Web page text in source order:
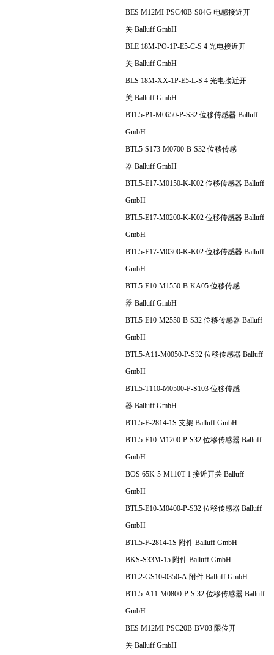
BES M12MI-PSC40B-S04G 电感接近开
关 Balluff GmbH
BLE 18M-PO-1P-E5-C-S 4 光电接近开
关 Balluff GmbH
BLS 18M-XX-1P-E5-L-S 4 光电接近开
关 Balluff GmbH
BTL5-P1-M0650-P-S32 位移传感器 Balluff
GmbH
BTL5-S173-M0700-B-S32 位移传感
器 Balluff GmbH
BTL5-E17-M0150-K-K02 位移传感器 Balluff
GmbH
BTL5-E17-M0200-K-K02 位移传感器 Balluff
GmbH
BTL5-E17-M0300-K-K02 位移传感器 Balluff
GmbH
BTL5-E10-M1550-B-KA05 位移传感
器 Balluff GmbH
BTL5-E10-M2550-B-S32 位移传感器 Balluff
GmbH
BTL5-A11-M0050-P-S32 位移传感器 Balluff
GmbH
BTL5-T110-M0500-P-S103 位移传感
器 Balluff GmbH
BTL5-F-2814-1S 支架 Balluff GmbH
BTL5-E10-M1200-P-S32 位移传感器 Balluff
GmbH
BOS 65K-5-M110T-1 接近开关 Balluff
GmbH
BTL5-E10-M0400-P-S32 位移传感器 Balluff
GmbH
BTL5-F-2814-1S 附件 Balluff GmbH
BKS-S33M-15 附件 Balluff GmbH
BTL2-GS10-0350-A 附件 Balluff GmbH
BTL5-A11-M0800-P-S 32 位移传感器 Balluff
GmbH
BES M12MI-PSC20B-BV03 限位开
关 Balluff GmbH